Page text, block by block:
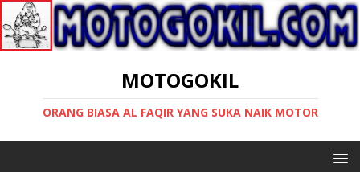
MOTOGOKIL
ORANG BIASA AL FAQIR YANG SUKA NAIK MOTOR